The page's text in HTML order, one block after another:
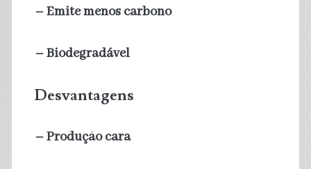
– Emite menos carbono
– Biodegradável
Desvantagens
– Produção cara